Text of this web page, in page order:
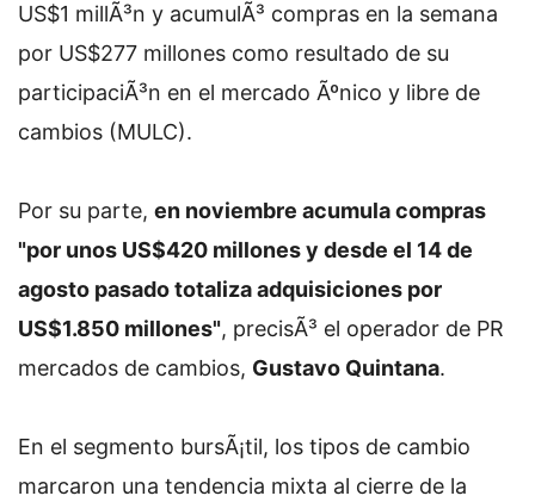
US$1 millÃ³n y acumulÃ³ compras en la semana
por US$277 millones como resultado de su
participaciÃ³n en el mercado Ãºnico y libre de
cambios (MULC).
Por su parte, en noviembre acumula compras
"por unos US$420 millones y desde el 14 de
agosto pasado totaliza adquisiciones por
US$1.850 millones", precisÃ³ el operador de PR
mercados de cambios, Gustavo Quintana.
En el segmento bursÃ¡til, los tipos de cambio
marcaron una tendencia mixta al cierre de la